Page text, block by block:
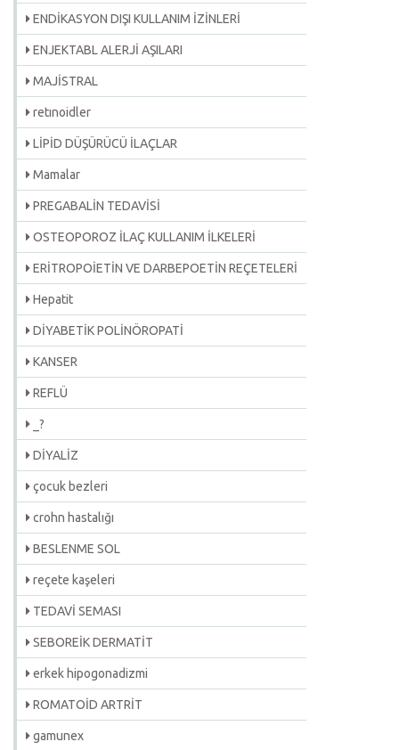
ENDİKASYON DIŞI KULLANIM İZİNLERİ
ENJEKTABL ALERJİ AŞILARI
MAJİSTRAL
retınoidler
LİPİD DÜŞÜRÜCÜ İLAÇLAR
Mamalar
PREGABALİN TEDAVİSİ
OSTEOPOROZ İLAÇ KULLANIM İLKELERİ
ERİTROPOİETİN VE DARBEPOETİN REÇETELERİ
Hepatit
DİYABETİK POLİNÖROPATİ
KANSER
REFLÜ
_?
DİYALİZ
çocuk bezleri
crohn hastalığı
BESLENME SOL
reçete kaşeleri
TEDAVİ SEMASI
SEBOREİK DERMATİT
erkek hipogonadizmi
ROMATOİD ARTRİT
gamunex